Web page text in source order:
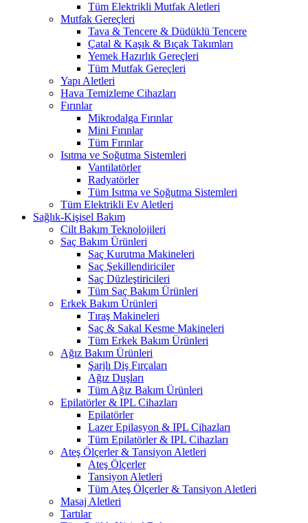
Tüm Elektrikli Mutfak Aletleri
Mutfak Gereçleri
Tava & Tencere & Düdüklü Tencere
Çatal & Kaşık & Bıçak Takımları
Yemek Hazırlık Gereçleri
Tüm Mutfak Gereçleri
Yapı Aletleri
Hava Temizleme Cihazları
Fırınlar
Mikrodalga Fırınlar
Mini Fırınlar
Tüm Fırınlar
Isıtma ve Soğutma Sistemleri
Vantilatörler
Radyatörler
Tüm Isıtma ve Soğutma Sistemleri
Tüm Elektrikli Ev Aletleri
Sağlık-Kişisel Bakım
Cilt Bakım Teknolojileri
Saç Bakım Ürünleri
Saç Kurutma Makineleri
Saç Şekillendiriciler
Saç Düzleştiricileri
Tüm Saç Bakım Ürünleri
Erkek Bakım Ürünleri
Tıraş Makineleri
Saç & Sakal Kesme Makineleri
Tüm Erkek Bakım Ürünleri
Ağız Bakım Ürünleri
Şarjlı Diş Fırçaları
Ağız Duşları
Tüm Ağız Bakım Ürünleri
Epilatörler & IPL Cihazları
Epilatörler
Lazer Epilasyon & IPL Cihazları
Tüm Epilatörler & IPL Cihazları
Ateş Ölçerler & Tansiyon Aletleri
Ateş Ölçerler
Tansiyon Aletleri
Tüm Ateş Ölçerler & Tansiyon Aletleri
Masaj Aletleri
Tartılar